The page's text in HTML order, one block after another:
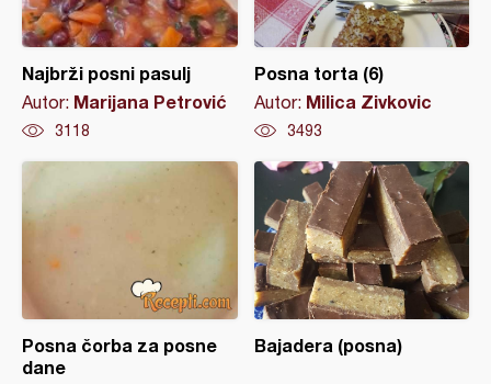
Najbrži posni pasulj
Autor: Marijana Petrović
3118
Posna torta (6)
Autor: Milica Zivkovic
3493
Posna čorba za posne
dane
Bajadera (posna)